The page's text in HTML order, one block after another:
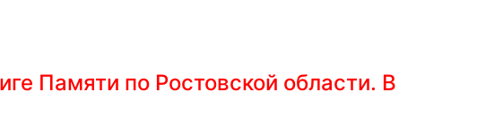
Памяти по Ростовской области. В